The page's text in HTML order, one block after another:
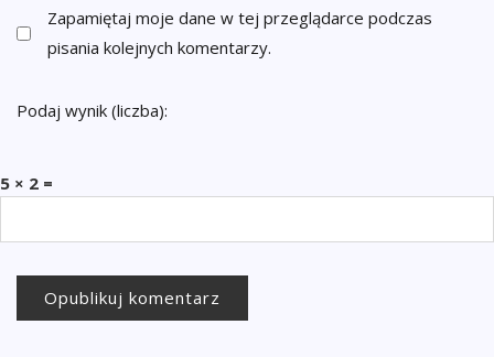
Zapamiętaj moje dane w tej przeglądarce podczas
pisania kolejnych komentarzy.
Podaj wynik (liczba):
5 × 2 =